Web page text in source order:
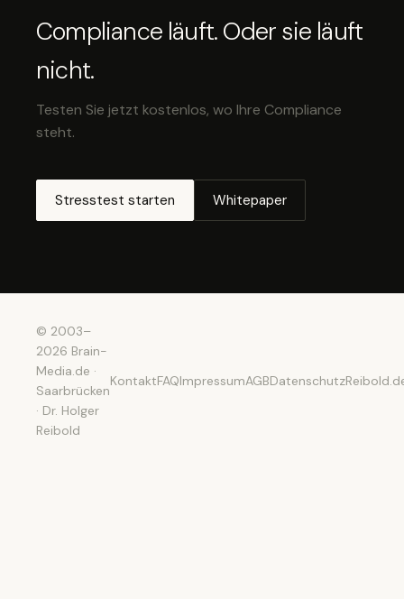
Compliance läuft. Oder sie läuft
nicht.
Testen Sie jetzt kostenlos, wo Ihre Compliance
steht.
Stresstest starten Whitepaper
© 2003–
2026 Brain-
Media.de ·
Saarbrücken
· Dr. Holger
Reibold
KontaktFAQImpressumAGBDatenschutz